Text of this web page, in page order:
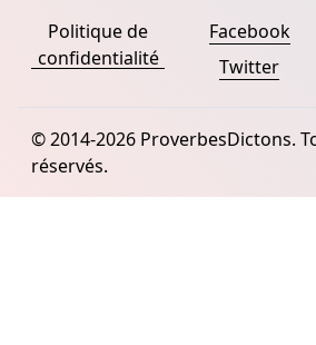
Politique de
confidentialité
Facebook
Twitter
© 2014-2026 ProverbesDictons.
réservés.